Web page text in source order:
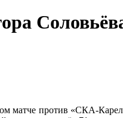
матче против «СКА-